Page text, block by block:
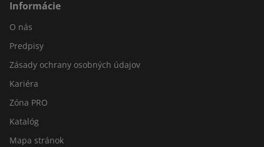
Informácie
O nás
Predpisy
Zásady ochrany osobných údajov
Kariéra
Zóna PRO
Katalóg
Mapa stránok